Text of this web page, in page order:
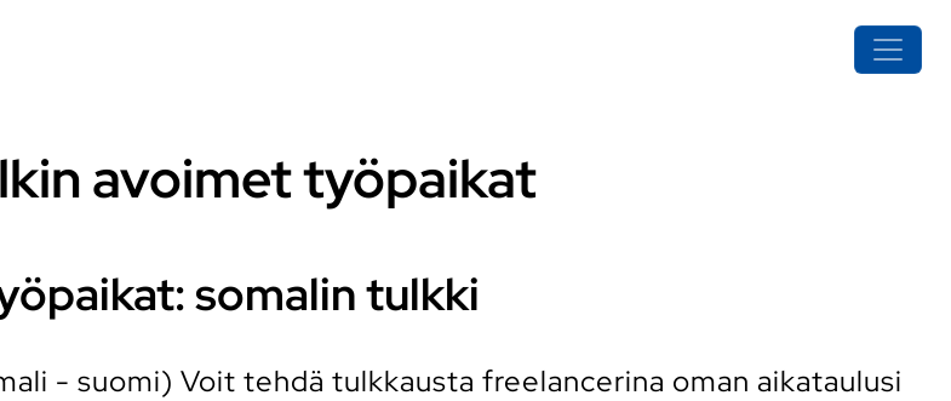
avoimet työpaikat
somalin tulkki
- suomi) Voit tehdä tulkkausta freelancerina oman aikataulusi